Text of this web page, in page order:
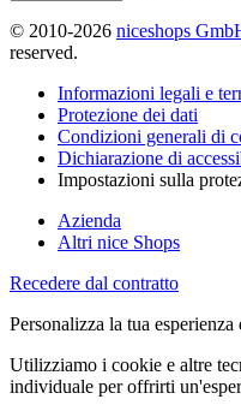
© 2010-2026 niceshops
reserved.
Informazioni legali e
Protezione dei dati
Condizioni generali di
Dichiarazione di
Impostazioni sulla
Azienda
Altri nice Shops
Recedere dal contratto
Personalizza la tua
Utilizziamo i cookie e altre
individuale per offrirti